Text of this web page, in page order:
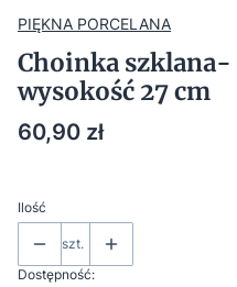
PIĘKNA PORCELANA
Choinka
wysokość 27 cm
Cena
60,90 zł
Ilość
szt.
Dostępność: